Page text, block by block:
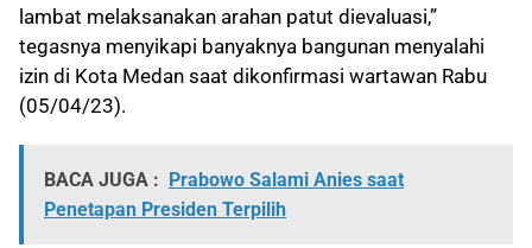
lambat melaksanakan arahan patut dievaluasi,”
tegasnya menyikapi banyaknya bangunan menyalahi
izin di Kota Medan saat dikonfirmasi wartawan Rabu
(05/04/23).
BACA JUGA : Prabowo Salami Anies saat
Penetapan Presiden Terpilih